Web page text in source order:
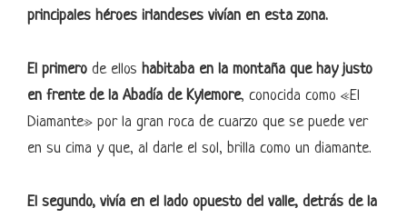
principales héroes irlandeses vivían en esta zona.
El primero de ellos habitaba en la montaña que hay justo
en frente de la Abadía de Kylemore, conocida como «El
Diamante» por la gran roca de cuarzo que se puede ver
en su cima y que, al darle el sol, brilla como un diamante.
El segundo, vivía en el lado opuesto del valle, detrás de la